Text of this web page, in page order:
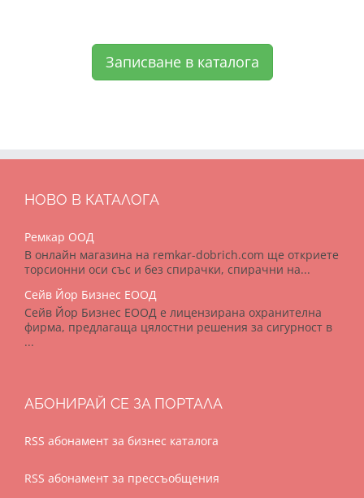
Записване в каталога
НОВО В КАТАЛОГА
Ремкар ООД
В онлайн магазина на remkar-dobrich.com ще откриете
торсионни оси със и без спирачки, спирачни на...
Сейв Йор Бизнес ЕООД
Сейв Йор Бизнес ЕООД е лицензирана охранителна
фирма, предлагаща цялостни решения за сигурност в
...
АБОНИРАЙ СЕ ЗА ПОРТАЛА
RSS абонамент за бизнес каталога
RSS абонамент за прессъобщения